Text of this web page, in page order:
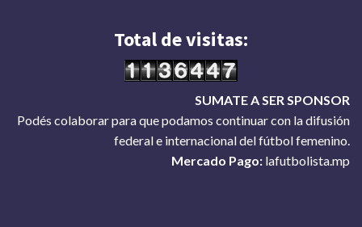
Total de visitas:
SUMATE A SER SPONSOR
Podés colaborar para que podamos continuar con la difusión
federal e internacional del fútbol femenino.
Mercado Pago: lafutbolista.mp